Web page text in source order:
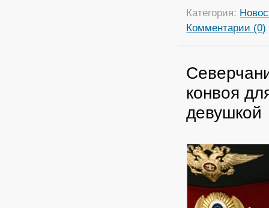
Категория:
Комментарии (0)
конвоя
девушкой